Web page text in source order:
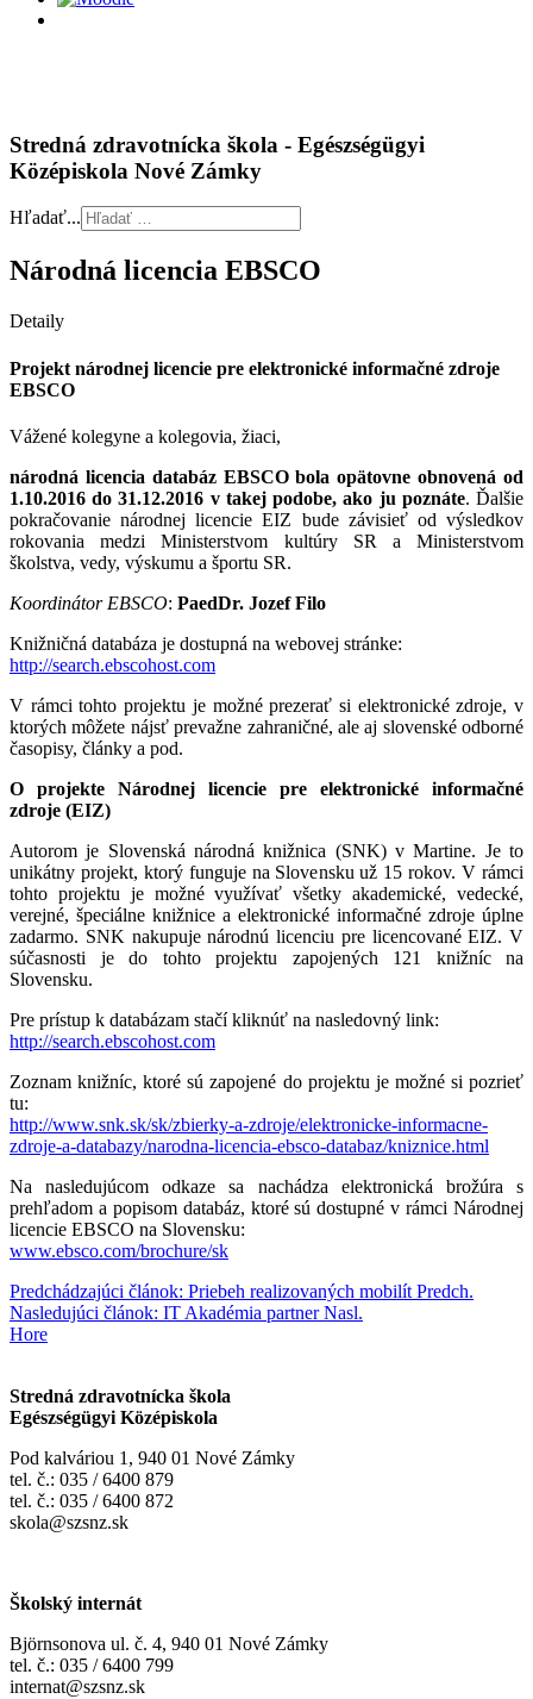
Stredná zdravotnícka škola - Egészségügyi
Középiskola Nové Zámky
Hľadať...
Národná licencia EBSCO
Detaily
Projekt národnej licencie pre elektronické informačné zdroje
EBSCO
Vážené kolegyne a kolegovia, žiaci,
národná licencia databáz EBSCO bola opätovne obnovená od
1.10.2016 do 31.12.2016 v takej podobe, ako ju poznáte. Ďalšie
pokračovanie národnej licencie EIZ bude závisieť od výsledkov
rokovania medzi Ministerstvom kultúry SR a Ministerstvom
školstva, vedy, výskumu a športu SR.
Koordinátor EBSCO: PaedDr. Jozef Filo
Knižničná databáza je dostupná na webovej stránke:
http://search.ebscohost.com
V rámci tohto projektu je možné prezerať si elektronické zdroje, v
ktorých môžete nájsť prevažne zahraničné, ale aj slovenské odborné
časopisy, články a pod.
O projekte Národnej licencie pre elektronické informačné
zdroje (EIZ)
Autorom je Slovenská národná knižnica (SNK) v Martine. Je to
unikátny projekt, ktorý funguje na Slovensku už 15 rokov. V rámci
tohto projektu je možné využívať všetky akademické, vedecké,
verejné, špeciálne knižnice a elektronické informačné zdroje úplne
zadarmo. SNK nakupuje národnú licenciu pre licencované EIZ. V
súčasnosti je do tohto projektu zapojených 121 knižníc na
Slovensku.
Pre prístup k databázam stačí kliknúť na nasledovný link:
http://search.ebscohost.com
Zoznam knižníc, ktoré sú zapojené do projektu je možné si pozrieť
tu:
http://www.snk.sk/sk/zbierky-a-zdroje/elektronicke-informacne-
zdroje-a-databazy/narodna-licencia-ebsco-databaz/kniznice.html
Na nasledujúcom odkaze sa nachádza elektronická brožúra s
prehľadom a popisom databáz, ktoré sú dostupné v rámci Národnej
licencie EBSCO na Slovensku:
www.ebsco.com/brochure/sk
Predchádzajúci článok: Priebeh realizovaných mobilít Predch.
Nasledujúci článok: IT Akadémia partnerNasl.
Hore
Stredná zdravotnícka škola
Egészségügyi Középiskola
Pod kalváriou 1, 940 01 Nové Zámky
tel. č.: 035 / 6400 879
tel. č.: 035 / 6400 872
skola@szsnz.sk
Školský internát
Björnsonova ul. č. 4, 940 01 Nové Zámky
tel. č.: 035 / 6400 799
internat@szsnz.sk